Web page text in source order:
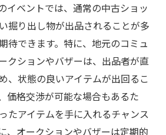
イベントでは、通常の中古ショッ
掘り出し物が出品されることが多
待できます。特に、地元のコミュ
クションやバザーは、出品者が直
、状態の良いアイテムが出回るこ
価格交渉が可能な場合もあるた
たアイテムを手に入れるチャンス
、オークションやバザーは定期的